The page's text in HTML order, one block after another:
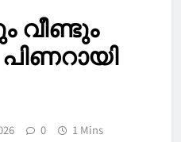
പിണറായി
0 1 Mins